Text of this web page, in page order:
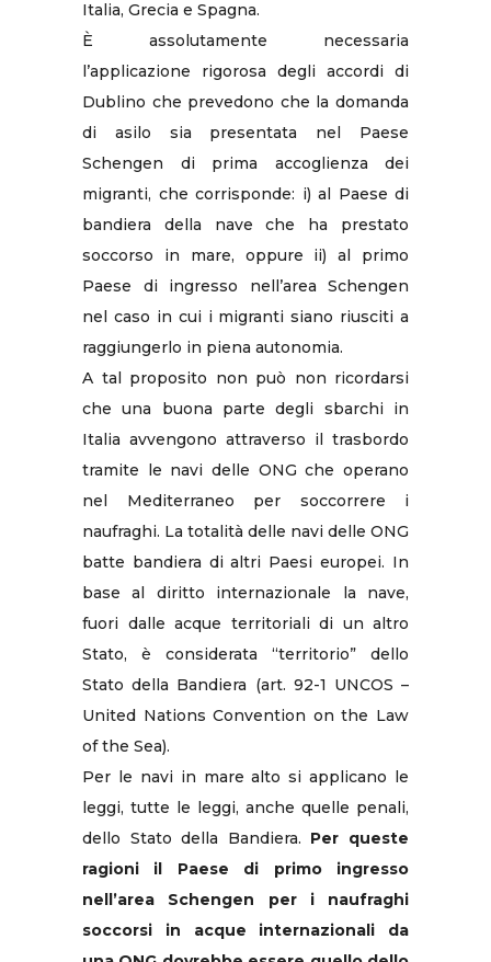
Italia, Grecia e Spagna.
È assolutamente necessaria
l’applicazione rigorosa degli accordi di
Dublino che prevedono che la domanda
di asilo sia presentata nel Paese
Schengen di prima accoglienza dei
migranti, che corrisponde: i) al Paese di
bandiera della nave che ha prestato
soccorso in mare, oppure ii) al primo
Paese di ingresso nell’area Schengen
nel caso in cui i migranti siano riusciti a
raggiungerlo in piena autonomia.
A tal proposito non può non ricordarsi
che una buona parte degli sbarchi in
Italia avvengono attraverso il trasbordo
tramite le navi delle ONG che operano
nel Mediterraneo per soccorrere i
naufraghi. La totalità delle navi delle ONG
batte bandiera di altri Paesi europei. In
base al diritto internazionale la nave,
fuori dalle acque territoriali di un altro
Stato, è considerata “territorio” dello
Stato della Bandiera (art. 92-1 UNCOS –
United Nations Convention on the Law
of the Sea).
Per le navi in mare alto si applicano le
leggi, tutte le leggi, anche quelle penali,
dello Stato della Bandiera. Per queste
ragioni il Paese di primo ingresso
nell’area Schengen per i naufraghi
soccorsi in acque internazionali da